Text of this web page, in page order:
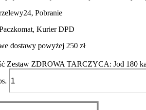
Pobranie
Kurier DPD
dostawy powyżej 250 zł
Zestaw ZDROWA TARCZYCA: Jod 180